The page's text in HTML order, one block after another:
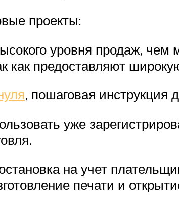
проекты:
уровня продаж, чем
как предоставляют
, пошаговая инструкция
уже
на учет
печати и